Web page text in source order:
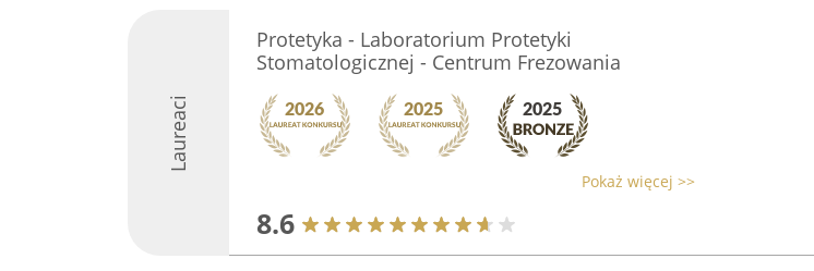
Laureaci
Protetyka - Laboratorium Protetyki
Stomatologicznej - Centrum Frezowania
Pokaż więcej >>
8.6